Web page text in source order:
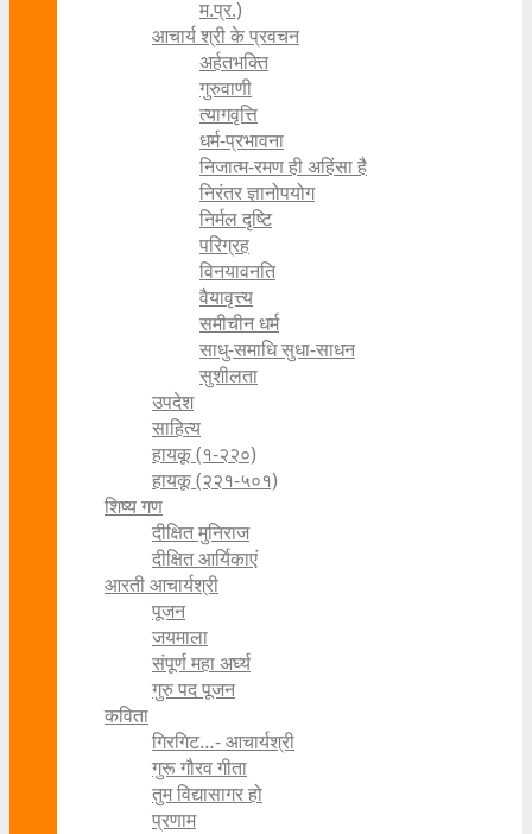
म.प्र.)
आचार्य श्री के प्रवचन
अर्हतभक्ति
गुरुवाणी
त्यागवृत्ति
धर्म-प्रभावना
निजात्म-रमण ही अहिंसा है
निरंतर ज्ञानोपयोग
निर्मल दृष्टि
परिग्रह
विनयावनति
वैयावृत्त्य
समीचीन धर्म
साधु-समाधि सुधा-साधन
सुशीलता
उपदेश
साहित्य
हायकू (१‍-२२०)
हायकू (२२१-५०१)
शिष्य गण
दीक्षित मुनिराज
दीक्षित आर्यिकाएं
आरती आचार्यश्री
पूजन
जयमाला
संपूर्ण महा अर्घ्य
गुरु पद पूजन
कविता
गिरगिट…- आचार्यश्री
गुरू गौरव गीता
तुम विद्यासागर हो
प्रणाम